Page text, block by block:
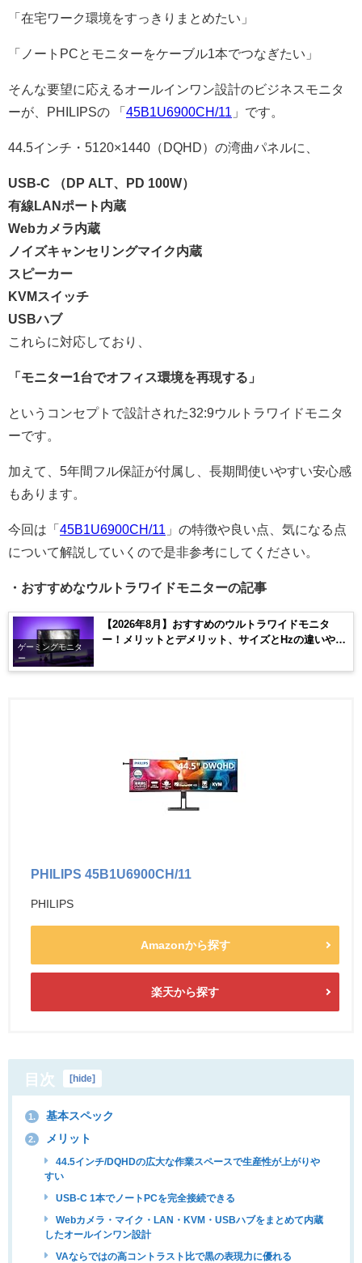
「在宅ワーク環境をすっきりまとめたい」
「ノートPCとモニターをケーブル1本でつなぎたい」
そんな要望に応えるオールインワン設計のビジネスモニタ
ーが、PHILIPSの 「 45B1U6900CH/11 」です。
44.5インチ・5120×1440（DQHD）の湾曲パネルに、
USB-C （DP ALT、PD 100W）
有線LANポート内蔵
Webカメラ内蔵
ノイズキャンセリングマイク内蔵
スピーカー
KVMスイッチ
USBハブ
これらに対応しており、
「モニター1台でオフィス環境を再現する」
というコンセプトで設計された32:9ウルトラワイドモニタ
ーです。
加えて、5年間フル保証が付属し、長期間使いやすい安心感
もあります。
今回は「 45B1U6900CH/11
」の特徴や良い点、気になる点
について解説していくので是非参考にしてください。
・おすすめなウルトラワイドモニターの記事
ゲーミングモニタ
ー
【2026年8月】おすすめのウルトラワイドモニタ
ー！メリットとデメリット、サイズとHzの違いや実
PHILIPS 45B1U6900CH/11
PHILIPS
Amazonから探す
楽天から探す
目次 [hide]
1. 基本スペック
2. メリット
44.5インチ/DQHDの広大な作業スペースで生産性が上がりや
すい
USB-C 1本でノートPCを完全接続できる
Webカメラ・マイク・LAN・KVM・USBハブをまとめて内蔵
したオールインワン設計
VAならではの高コントラスト比で黒の表現力に優れる